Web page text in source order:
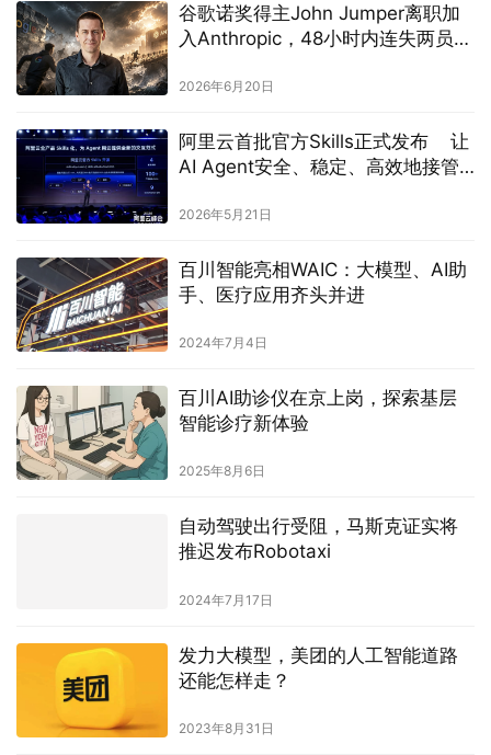
谷歌诺奖得主John Jumper离职加
入Anthropic，48小时内连失两员AI
2026年6月20日
阿里云首批官方Skills正式发布 让
AI Agent安全、稳定、高效地接管
2026年5月21日
百川智能亮相WAIC：大模型、AI助
手、医疗应用齐头并进
2024年7月4日
百川AI助诊仪在京上岗，探索基层
智能诊疗新体验
2025年8月6日
自动驾驶出行受阻，马斯克证实将
推迟发布Robotaxi
2024年7月17日
发力大模型，美团的人工智能道路
还能怎样走？
2023年8月31日